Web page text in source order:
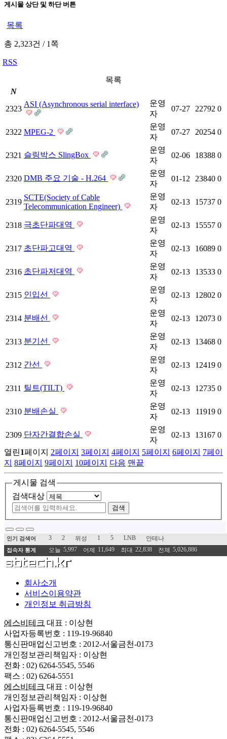
게시물 상단 및 하단 버튼
목록
총 2,323건 /1쪽
RSS
목록
N
2323
ASI (Asynchronous serial interface)
운영
자
07-27 22792 0
2322 MPEG-2
운영
자
07-27 20254 0
2321 슬링박스 SlingBox
운영
자
02-06 18388 0
2320 DMB 주요 기술 - H.264
운영
자
01-12 23840 0
2319
SCTE(Society of Cable
Telecommunication Engineer)
운영
자
02-13 15737 0
2318 극초단파대역
운영
자
02-13 15557 0
2317 초단파고대역
운영
자
02-13 16089 0
2316 초단파저대역
운영
자
02-13 13533 0
2315 인입선
운영
자
02-13 12802 0
2314 분배선
운영
자
02-13 12073 0
2313 분기선
운영
자
02-13 13468 0
2312 간선
운영
자
02-13 12419 0
2311 틸트(TILT)
운영
자
02-13 12735 0
2310 분배손실
운영
자
02-13 11919 0
2309 단자간결합손실
운영
자
02-13 13167 0
열린1페이지 2페이지 3페이지 4페이지 5페이지 6페이지 7페이
지 8페이지 9페이지 10페이지 다음 맨끝
게시물 검색
검색대상
검색
인기 검색어 3 2 위성 1 5 LNB 안테나
접속자 통계 오늘 5,997 어제 11,649 최대 22,838 전체 5,026,886
회사소개
서비스이용약관
개인정보 취급방침
에스비테크 대표 : 이상현
사업자등록번호 : 119-19-96840
통신판매업신고번호 : 2012-서울금천-0173
개인정보관리책임자 : 이상현
전화 : 02) 6264-5545, 5546
팩스 : 02) 6264-5551
에스비테크 대표 : 이상현
개인정보관리책임자 : 이상현
사업자등록번호 : 119-19-96840
통신판매업신고번호 : 2012-서울금천-0173
전화 : 02) 6264-5545, 5546